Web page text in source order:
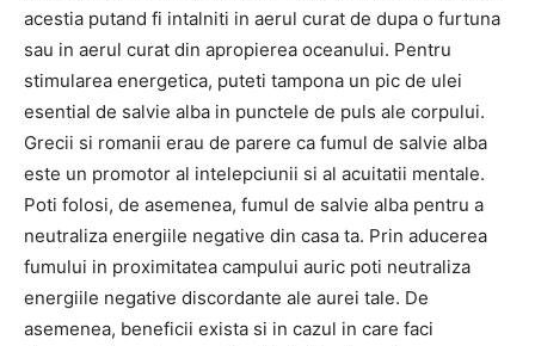
acestia putand fi intalniti in aerul curat de dupa o furtuna
sau in aerul curat din apropierea oceanului. Pentru
stimularea energetica, puteti tampona un pic de ulei
esential de salvie alba in punctele de puls ale corpului.
Grecii si romanii erau de parere ca fumul de salvie alba
este un promotor al intelepciunii si al acuitatii mentale.
Poti folosi, de asemenea, fumul de salvie alba pentru a
neutraliza energiile negative din casa ta. Prin aducerea
fumului in proximitatea campului auric poti neutraliza
energiile negative discordante ale aurei tale. De
asemenea, beneficii exista si in cazul in care faci